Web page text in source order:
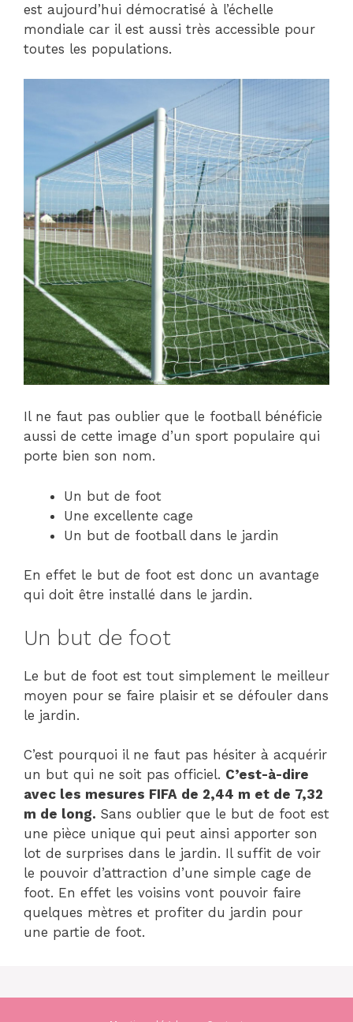
est aujourd’hui démocratisé à l’échelle
mondiale car il est aussi très accessible pour
toutes les populations.
Il ne faut pas oublier que le football bénéficie
aussi de cette image d’un sport populaire qui
porte bien son nom.
Un but de foot
Une excellente cage
Un but de football dans le jardin
En effet le but de foot est donc un avantage
qui doit être installé dans le jardin.
Un but de foot
Le but de foot est tout simplement le meilleur
moyen pour se faire plaisir et se défouler dans
le jardin.
C’est pourquoi il ne faut pas hésiter à acquérir
un but qui ne soit pas officiel. C’est-à-dire
avec les mesures FIFA de 2,44 m et de 7,32
m de long. Sans oublier que le but de foot est
une pièce unique qui peut ainsi apporter son
lot de surprises dans le jardin. Il suffit de voir
le pouvoir d’attraction d’une simple cage de
foot. En effet les voisins vont pouvoir faire
quelques mètres et profiter du jardin pour
une partie de foot.